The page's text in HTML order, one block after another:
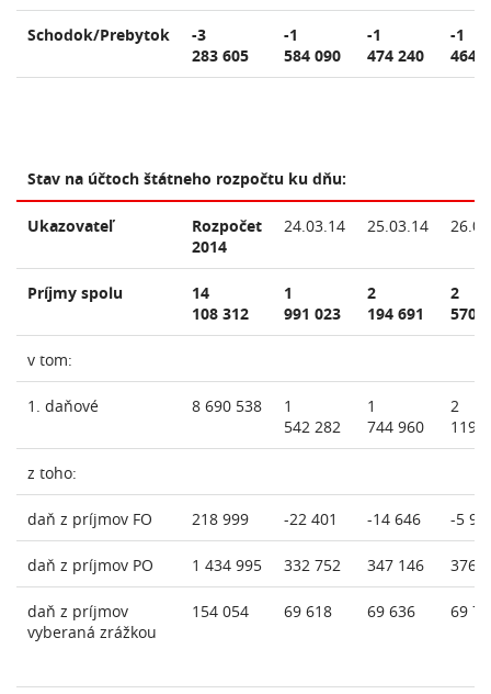
Schodok/Prebytok
-3
283 605
-1
584 090
-1
474 240
-1
464
Stav na účtoch štátneho rozpočtu ku dňu:
Ukazovateľ
Rozpočet
2014
24.03.14 25.03.14
Príjmy spolu
14
108 312
1
991 023
2
194 691
2
570
v tom:
1. daňové 8 690 538
1
542 282
1
744 960
2
119
z toho:
daň z príjmov FO 218 999 -22 401 -14 646 -5
daň z príjmov PO 1 434 995 332 752 347 146 376
daň z príjmov
vyberaná zrážkou
154 054 69 618 69 636 69